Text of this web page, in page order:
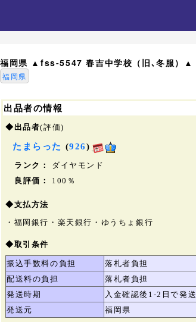
福岡県 ▲fss-5547 春吉中学校（旧､冬服）▲
福岡県
出品者の情報
◆出品者(評価)
たまらった (926)
ランク：
ダイヤモンド
良評価：
100％
◆支払方法
・福岡銀行・楽天銀行・ゆうちょ銀行
◆取引条件
振込手数料の負担
落札者負担
配送料の負担
落札者負担
発送時期
入金確認後1-2日で発送
発送元
福岡県